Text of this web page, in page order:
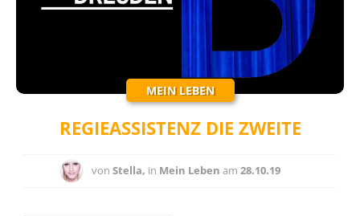
MEIN LEBEN
REGIEASSISTENZ DIE ZWEITE
von Stella, in Mein Leben am 28.10.19